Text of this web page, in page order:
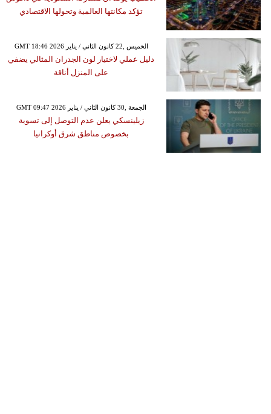
تؤكد مكانتها العالمية وتحولها الاقتصادي
GMT 18:46 2026 الخميس ,22 كانون الثاني / يناير
دليل عملي لاختيار لون الجدران المثالي يضفي
على المنزل أناقة
GMT 09:47 2026 الجمعة ,30 كانون الثاني / يناير
زيلينسكي يعلن عدم التوصل إلى تسوية
بخصوص مناطق شرق أوكرانيا